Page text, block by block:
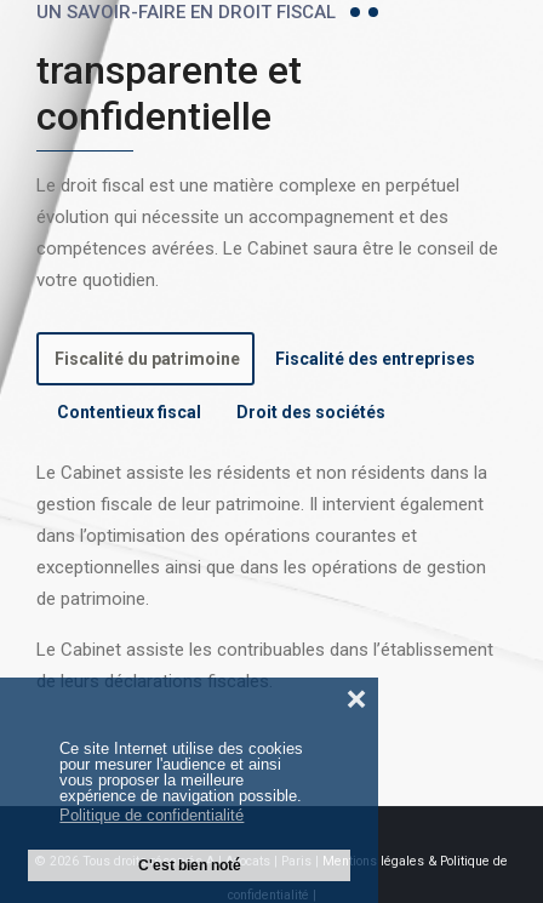
Ce site Internet utilise des cookies
pour mesurer l'audience et ainsi
vous proposer la meilleure
expérience de navigation possible.
Politique de confidentialité
C'est bien noté
❌
UN SAVOIR-FAIRE EN DROIT FISCAL
transparente et
confidentielle
Le droit fiscal est une matière complexe en perpétuel
évolution qui nécessite un accompagnement et des
compétences avérées. Le Cabinet saura être le conseil de
votre quotidien.
Fiscalité du patrimoine Fiscalité des entreprises
Contentieux fiscal Droit des sociétés
Le Cabinet assiste les résidents et non résidents dans la
gestion fiscale de leur patrimoine. Il intervient également
dans l’optimisation des opérations courantes et
exceptionnelles ainsi que dans les opérations de gestion
de patrimoine.
Le Cabinet assiste les contribuables dans l’établissement
de leurs déclarations fiscales.
© 2026 Tous droits réservés AJ Avocats | Paris | Mentions légales & Politique de
confidentialité |